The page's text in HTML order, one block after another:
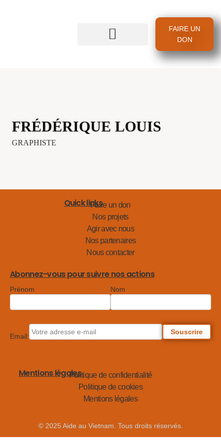
FAIRE UN
DON
FRÉDÉRIQUE LOUIS
GRAPHISTE
Quick linksFaire un don
Nos projets
Agir avec nous
Nos partenaires
Nous contacter
Abonnez-vous pour suivre nos actions
Prénom Nom
Email:
Mentions légalesPolitique de confidentialité
Politique de cookies
Mentions légales
© 2025 Aide au Vietnam. Tous droits réservés.